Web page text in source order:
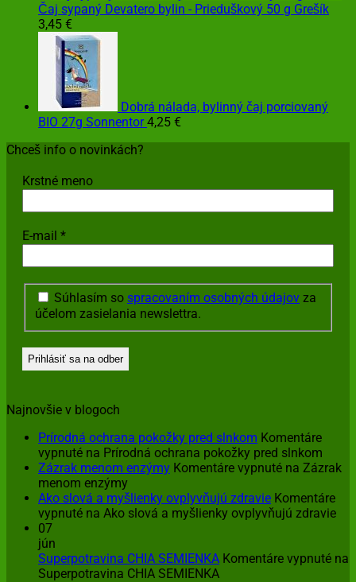
Čaj sypaný Devatero bylin - Prieduškový 50 g Grešík
3,45 €
Dobrá nálada, bylinný čaj porciovaný
BIO 27g Sonnentor 4,25 €
Chceš info o novinkách?
Krstné meno
E-mail *
Súhlasím so spracovaním osobných údajov za
účelom zasielania newslettra.
Najnovšie v blogoch
Prírodná ochrana pokožky pred slnkom Komentáre
vypnuté na Prírodná ochrana pokožky pred slnkom
Zázrak menom enzýmy Komentáre vypnuté na Zázrak
menom enzýmy
Ako slová a myšlienky ovplyvňujú zdravie Komentáre
vypnuté na Ako slová a myšlienky ovplyvňujú zdravie
07
jún
Superpotravina CHIA SEMIENKA Komentáre vypnuté na
Superpotravina CHIA SEMIENKA